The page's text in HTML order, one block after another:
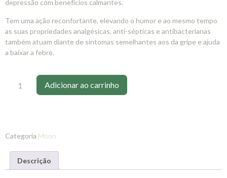
depressão com benefícios calmantes.
Tem uma ação reconfortante, elevando o humor e ao mesmo tempo
as suas propriedades analgésicas, anti-sépticas e antibacterianas
também atuam diante de sintomas semelhantes aos da gripe e ajuda
a baixar a febre.
Adicionar ao carrinho
Categoria Moon
Descrição